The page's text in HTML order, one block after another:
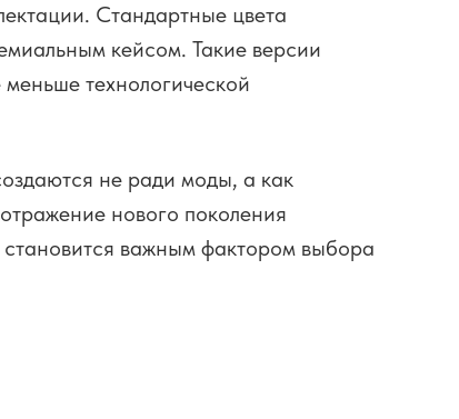
Стандартные цвета
кейсом. Такие версии
технологической
не ради моды, а как
нового поколения
становится важным фактором выбора